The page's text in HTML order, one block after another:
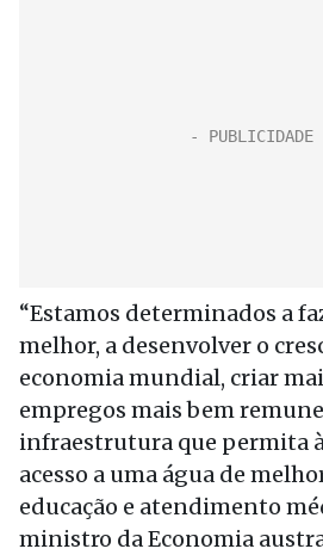
“Estamos determinados a
melhor, a desenvolver o
economia mundial, criar
empregos mais bem
infraestrutura que permita
acesso a uma água de
educação e atendimento
ministro da Economia